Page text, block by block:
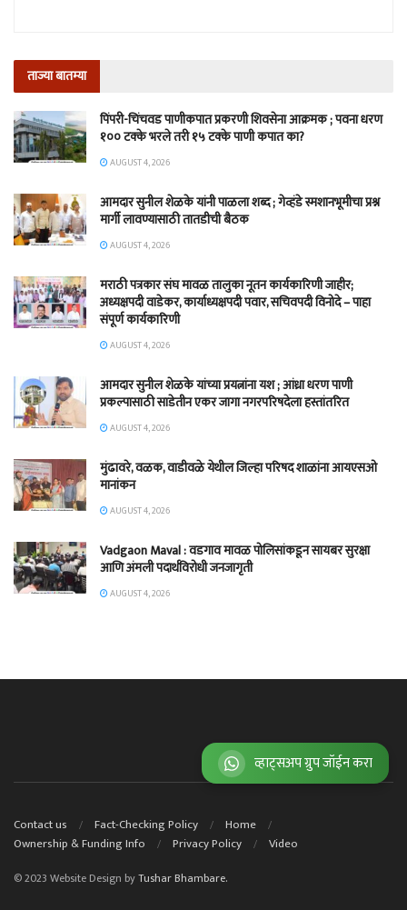
व्हाट्सअप ग्रुप जॉईन करा
ताज्या बातम्या
पिंपरी-चिंचवड पाणीकपात प्रकरणी शिवसेना आक्रमक ; पवना धरण
१०० टक्के भरले तरी १५ टक्के पाणी कपात का?
AUGUST 4, 2026
आमदार सुनील शेळके यांनी पाळला शब्द ; गेव्हंडे स्मशानभूमीचा प्रश्न
मार्गी लावण्यासाठी तातडीची बैठक
AUGUST 4, 2026
मराठी पत्रकार संघ मावळ तालुका नूतन कार्यकारिणी जाहीर;
अध्यक्षपदी वाडेकर, कार्याध्यक्षपदी पवार, सचिवपदी विनोदे – पाहा
संपूर्ण कार्यकारिणी
AUGUST 4, 2026
आमदार सुनील शेळके यांच्या प्रयत्नांना यश ; आंध्रा धरण पाणी
प्रकल्पासाठी साडेतीन एकर जागा नगरपरिषदेला हस्तांतरित
AUGUST 4, 2026
मुंढावरे, वळक, वाडीवळे येथील जिल्हा परिषद शाळांना आयएसओ
मानांकन
AUGUST 4, 2026
Vadgaon Maval : वडगाव मावळ पोलिसांकडून सायबर सुरक्षा
आणि अंमली पदार्थविरोधी जनजागृती
AUGUST 4, 2026
Contact us Fact-Checking Policy
Home
Ownership & Funding Info
Privacy Policy Video
© 2023 Website Design byTushar Bhambare.